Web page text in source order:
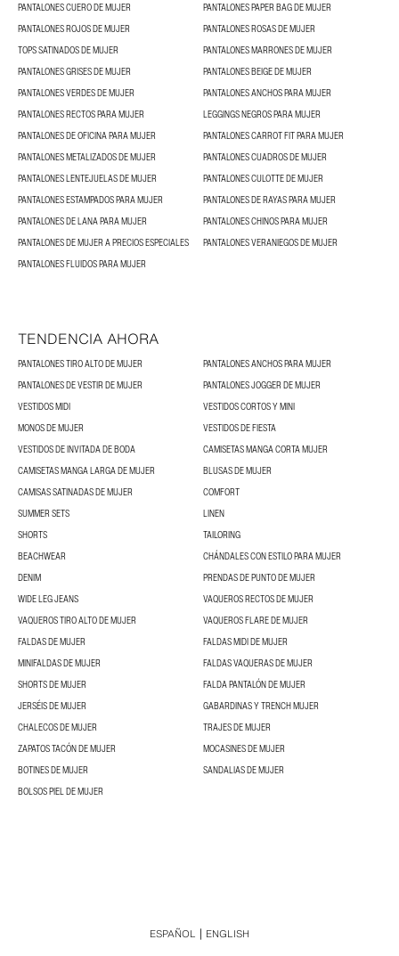
PANTALONES CUERO DE MUJER
PANTALONES PAPER BAG DE MUJER
PANTALONES ROJOS DE MUJER
PANTALONES ROSAS DE MUJER
TOPS SATINADOS DE MUJER
PANTALONES MARRONES DE MUJER
PANTALONES GRISES DE MUJER
PANTALONES BEIGE DE MUJER
PANTALONES VERDES DE MUJER
PANTALONES ANCHOS PARA MUJER
PANTALONES RECTOS PARA MUJER
LEGGINGS NEGROS PARA MUJER
PANTALONES DE OFICINA PARA MUJER
PANTALONES CARROT FIT PARA MUJER
PANTALONES METALIZADOS DE MUJER
PANTALONES CUADROS DE MUJER
PANTALONES LENTEJUELAS DE MUJER
PANTALONES CULOTTE DE MUJER
PANTALONES ESTAMPADOS PARA MUJER
PANTALONES DE RAYAS PARA MUJER
PANTALONES DE LANA PARA MUJER
PANTALONES CHINOS PARA MUJER
PANTALONES DE MUJER A PRECIOS ESPECIALES
PANTALONES VERANIEGOS DE MUJER
PANTALONES FLUIDOS PARA MUJER
TENDENCIA AHORA
PANTALONES TIRO ALTO DE MUJER
PANTALONES ANCHOS PARA MUJER
PANTALONES DE VESTIR DE MUJER
PANTALONES JOGGER DE MUJER
VESTIDOS MIDI
VESTIDOS CORTOS Y MINI
MONOS DE MUJER
VESTIDOS DE FIESTA
VESTIDOS DE INVITADA DE BODA
CAMISETAS MANGA CORTA MUJER
CAMISETAS MANGA LARGA DE MUJER
BLUSAS DE MUJER
CAMISAS SATINADAS DE MUJER
COMFORT
SUMMER SETS
LINEN
SHORTS
TAILORING
BEACHWEAR
CHÁNDALES CON ESTILO PARA MUJER
DENIM
PRENDAS DE PUNTO DE MUJER
WIDE LEG JEANS
VAQUEROS RECTOS DE MUJER
VAQUEROS TIRO ALTO DE MUJER
VAQUEROS FLARE DE MUJER
FALDAS DE MUJER
FALDAS MIDI DE MUJER
MINIFALDAS DE MUJER
FALDAS VAQUERAS DE MUJER
SHORTS DE MUJER
FALDA PANTALÓN DE MUJER
JERSÉIS DE MUJER
GABARDINAS Y TRENCH MUJER
CHALECOS DE MUJER
TRAJES DE MUJER
ZAPATOS TACÓN DE MUJER
MOCASINES DE MUJER
BOTINES DE MUJER
SANDALIAS DE MUJER
BOLSOS PIEL DE MUJER
ESPAÑOL ENGLISH